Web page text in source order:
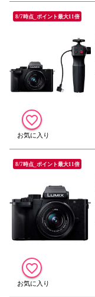
8/7時点_ポイント最大11倍
8/7時点_ポイント最大11倍